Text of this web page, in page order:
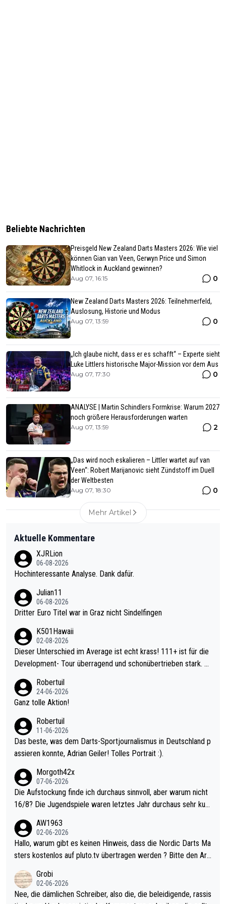
Beliebte Nachrichten
Preisgeld New Zealand Darts Masters 2026: Wie viel
können Gian van Veen, Gerwyn Price und Simon
Whitlock in Auckland gewinnen?
Aug 07, 16:15 0
New Zealand Darts Masters 2026: Teilnehmerfeld,
Auslosung, Historie und Modus
Aug 07, 13:59 0
„Ich glaube nicht, dass er es schafft“ – Experte sieht
Luke Littlers historische Major-Mission vor dem Aus
Aug 07, 17:30 0
ANALYSE | Martin Schindlers Formkrise: Warum 2027
noch größere Herausforderungen warten
Aug 07, 13:59 2
„Das wird noch eskalieren – Littler wartet auf van
Veen“: Robert Marijanovic sieht Zündstoff im Duell
der Weltbesten
Aug 07, 18:30 0
Mehr Artikel
Aktuelle Kommentare
XJRLion
06-08-2026
Hochinteressante Analyse. Dank dafür.
Julian11
06-08-2026
Dritter Euro Titel war in Graz nicht Sindelfingen
K501Hawaii
02-08-2026
Dieser Unterschied im Average ist echt krass! 111+ ist für die
Development- Tour überragend und schonübertrieben stark. U
mal 40+ erst recht. Da gewinnst keinen Blumentopf - ist ja noc
h krasser wie ein Pokalspiel eines Kreisligisten vs einem Bund
Robertuil
24-06-2026
Ganz tolle Aktion!
Robertuil
11-06-2026
Das beste, was dem Darts-Sportjournalismus in Deutschland p
assieren konnte, Adrian Geiler! Tolles Portrait :).
Morgoth42x
07-06-2026
Die Aufstockung finde ich durchaus sinnvoll, aber warum nicht
16/8? Die Jugendspiele waren letztes Jahr durchaus sehr kurz
Allerdings ist Mitchell Lawrie als Nummer 1 der Welt eh qualifi
ziert. Somit ändert die automatische Qualifikation des Weltmei
sters erstmal nichts. Ich denke sie wollen damit für nächstes J
ohl wenig WDF Turniere spielen. Dies war bei Archie Self letzt
es Jahr der Fall. Er musste als amtierender Weltmeister durch
den Qualifier und ich glaube kaum, dass Mitchel sich das (in Ve
AW1963
02-06-2026
Hallo, warum gibt es keinen Hinweis, dass die Nordic Darts Ma
sters kostenlos auf pluto.tv übertragen werden ? Bitte den Arti
Grobi
02-06-2026
Nee, die dämlichen Schreiber, also die, die beleidigende, rassis